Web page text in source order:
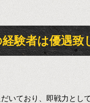
験者は優遇致
いており、即戦力とし